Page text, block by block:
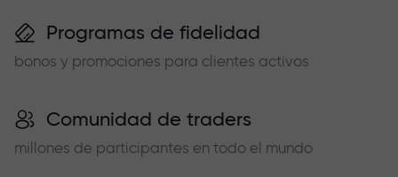
Programas de fidelidad
bonos y promociones para clientes activos
Comunidad de traders
millones de participantes en todo el mundo